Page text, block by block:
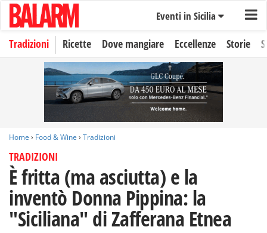
Eventi in Sicilia
Tradizioni Ricette Dove mangiare Eccellenze Storie
Home › Food & Wine › Tradizioni
TRADIZIONI
È fritta (ma asciutta) e la
inventò Donna Pippina: la
"Siciliana" di Zafferana Etnea